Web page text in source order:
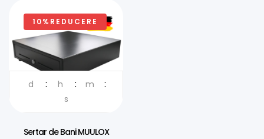
10%REDUCERE
DISTRIBUITOR OFICIAL IN
d h
m
s
Sertar de Bani MUULOX